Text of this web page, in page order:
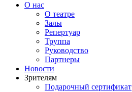
О нас
О театре
Залы
Репертуар
Труппа
Руководство
Партнеры
Новости
Зрителям
Подарочный сертификат